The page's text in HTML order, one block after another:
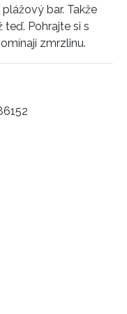
bar. Takže
teď. Pohrajte si s
zmrzlinu.